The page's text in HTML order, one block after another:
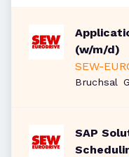
(w/m/d)
SEW-
Bruchsal
SAP